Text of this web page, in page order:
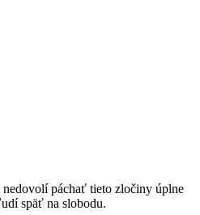
nedovolí páchať tieto zločiny úplne
späť na slobodu.